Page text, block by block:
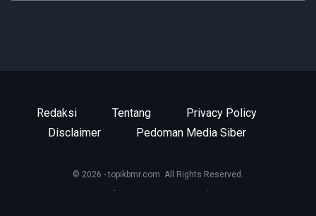
Redaksi Tentang
Privacy Policy
Disclaimer
Pedoman Media Siber
© 2026 - topikbmr.com. All Rights Reserved.
Website Design:
BetterStudio